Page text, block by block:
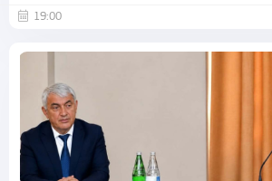
19:00